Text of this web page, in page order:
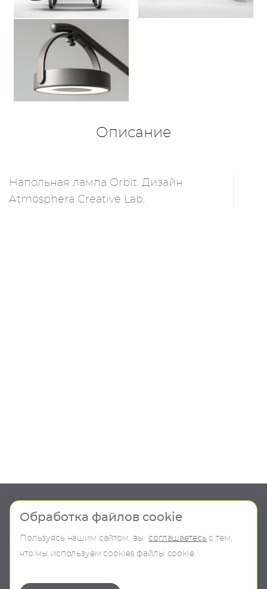
Описание
Напольная лампа Orbit. Дизайн
Atmosphera Creative Lab.
Шоу-рум
О компании
Продукция
В наличии
Обработка файлов cookie
Пользуясь нашим сайтом, вы соглашаетесь с тем,
что мы используем сookies файлы cookie.